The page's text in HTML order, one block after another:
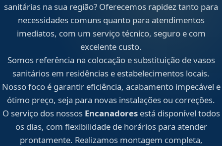
sanitárias na sua região? Oferecemos rapidez tanto para
necessidades comuns quanto para atendimentos
imediatos, com um serviço técnico, seguro e com
excelente custo.
Somos referência na colocação e substituição de vasos
sanitários em residências e estabelecimentos locais.
Nosso foco é garantir eficiência, acabamento impecável e
ótimo preço, seja para novas instalações ou correções.
O serviço dos nossos Encanadoresestá disponível todos
os dias, com flexibilidade de horários para atender
prontamente. Realizamos montagem completa,